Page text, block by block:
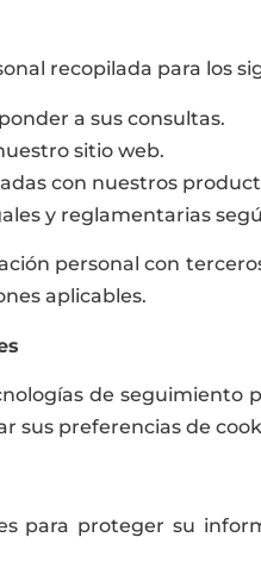
recopilada para los
a sus consultas.
sitio web.
con nuestros
y reglamentarias
personal con
aplicables.
de
sus preferencias de
para proteger su